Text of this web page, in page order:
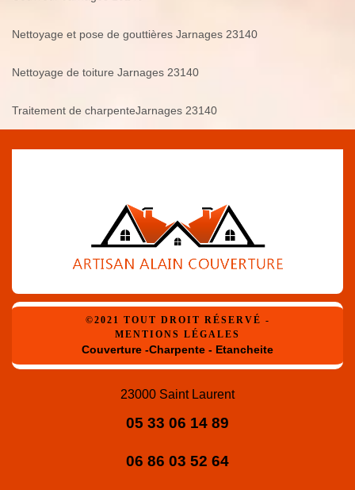
Nettoyage et pose de gouttières Jarnages 23140
Nettoyage de toiture Jarnages 23140
Traitement de charpenteJarnages 23140
©2021 TOUT DROIT RÉSERVÉ -
MENTIONS LÉGALES
Couverture -Charpente - Etancheite
23000 Saint Laurent
05 33 06 14 89
06 86 03 52 64